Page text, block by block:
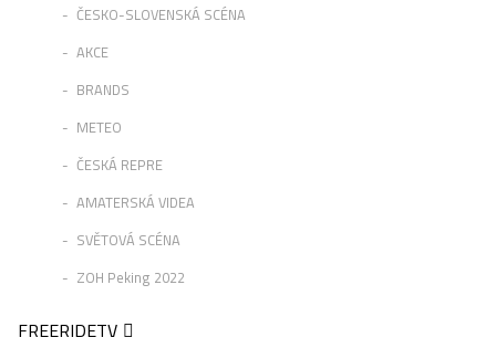
ČESKO-SLOVENSKÁ SCÉNA
AKCE
BRANDS
METEO
ČESKÁ REPRE
AMATERSKÁ VIDEA
SVĚTOVÁ SCÉNA
ZOH Peking 2022
FREERIDETV